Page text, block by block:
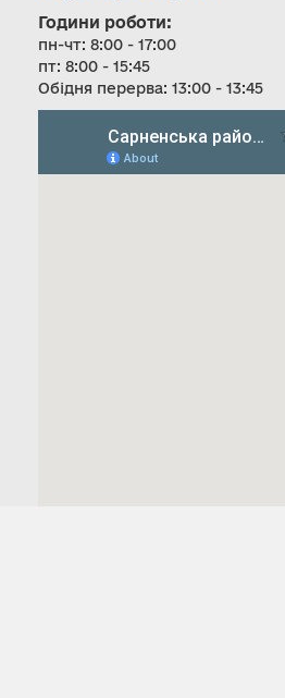
Години роботи:
пн-чт: 8:00 - 17:00
пт: 8:00 - 15:45
Обідня перерва: 13:00 - 13:45